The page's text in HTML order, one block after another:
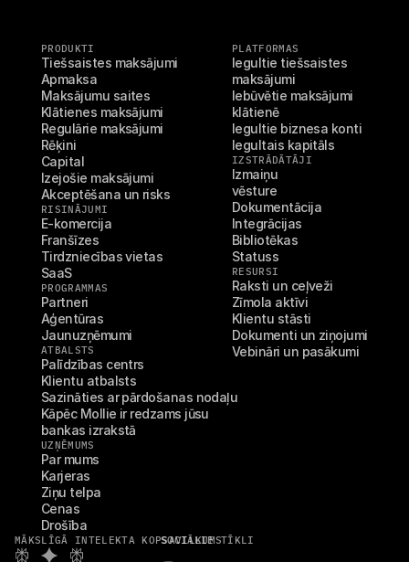
PRODUKTI
Tiešsaistes maksājumi
Apmaksa
Maksājumu saites
Klātienes maksājumi
Regulārie maksājumi
Rēķini
Capital
Izejošie maksājumi
Akceptēšana un risks
RISINĀJUMI
E-komercija
Franšīzes
Tirdzniecības vietas
SaaS
PROGRAMMAS
Partneri
Aģentūras
Jaunuzņēmumi
ATBALSTS
Palīdzības centrs
Klientu atbalsts
Sazināties ar pārdošanas nodaļu
Kāpēc Mollie ir redzams jūsu
bankas izrakstā
UZŅĒMUMS
Par mums
Karjeras
Ziņu telpa
Cenas
Drošība
PLATFORMAS
Iegultie tiešsaistes
maksājumi
Iebūvētie maksājumi
klātienē
Iegultie biznesa konti
Iegultais kapitāls
IZSTRĀDĀTĀJI
Izmaiņu
vēsture
Dokumentācija
Integrācijas
Bibliotēkas
Statuss
RESURSI
Raksti un ceļveži
Zīmola aktīvi
Klientu stāsti
Dokumenti un ziņojumi
Vebināri un pasākumi
MĀKSLĪGĀ INTELEKTA KOPSAVILKUMS
SOCIĀLIE TĪKLI